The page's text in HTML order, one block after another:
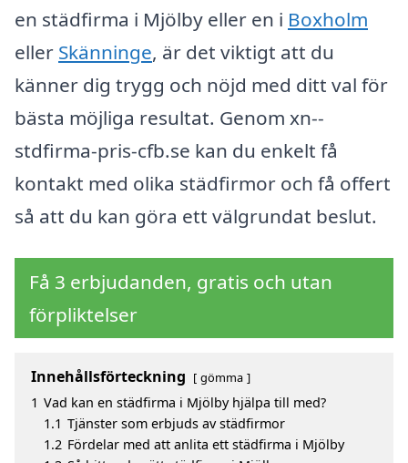
en städfirma i Mjölby eller en i Boxholm
eller Skänninge, är det viktigt att du
känner dig trygg och nöjd med ditt val för
bästa möjliga resultat. Genom xn--
stdfirma-pris-cfb.se kan du enkelt få
kontakt med olika städfirmor och få offert
så att du kan göra ett välgrundat beslut.
Få 3 erbjudanden, gratis och utan
förpliktelser
Innehållsförteckning gömma
1 Vad kan en städfirma i Mjölby hjälpa till med?
1.1 Tjänster som erbjuds av städfirmor
1.2 Fördelar med att anlita ett städfirma i Mjölby